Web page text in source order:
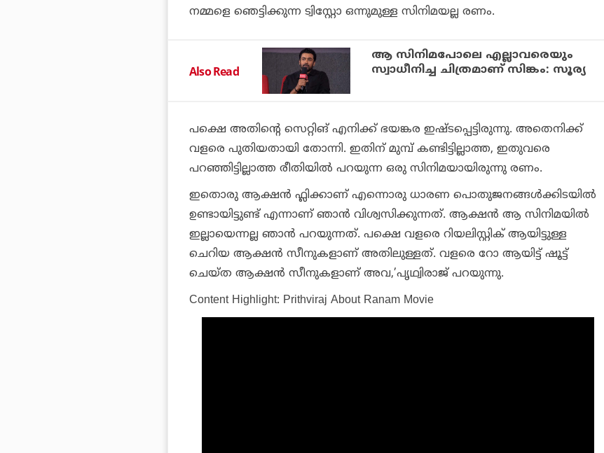
നമ്മളെ ഞെട്ടിക്കുന്ന ട്വിസ്റ്റോ ഒന്നുമുള്ള സിനിമയല്ല രണം.
Also Read
ആ സിനിമപോലെ എല്ലാവരെയും
സ്വാധീനിച്ച ചിത്രമാണ് സിങ്കം: സൂര്യ
പക്ഷെ അതിന്റെ സെറ്റിങ് എനിക്ക് ഭയങ്കര ഇഷ്ടപ്പെട്ടിരുന്നു. അതെനിക്ക്
വളരെ പുതിയതായി തോന്നി. ഇതിന് മുമ്പ് കണ്ടിട്ടില്ലാത്ത, ഇതുവരെ
പറഞ്ഞിട്ടില്ലാത്ത രീതിയിൽ പറയുന്ന ഒരു സിനിമയായിരുന്നു രണം.
ഇതൊരു ആക്ഷൻ ഫ്ലിക്കാണ് എന്നൊരു ധാരണ പൊതുജനങ്ങൾക്കിടയിൽ
ഉണ്ടായിട്ടുണ്ട് എന്നാണ് ഞാൻ വിശ്വസിക്കുന്നത്. ആക്ഷൻ ആ സിനിമയിൽ
ഇല്ലായെന്നല്ല ഞാൻ പറയുന്നത്. പക്ഷെ വളരെ റിയലിസ്റ്റിക് ആയിട്ടുള്ള
ചെറിയ ആക്ഷൻ സീനുകളാണ് അതിലുള്ളത്. വളരെ റോ ആയിട്ട് ഷൂട്ട്‌
ചെയ്ത ആക്ഷൻ സീനുകളാണ് അവ,’പൃഥ്വിരാജ് പറയുന്നു.
Content Highlight: Prithviraj About Ranam Movie